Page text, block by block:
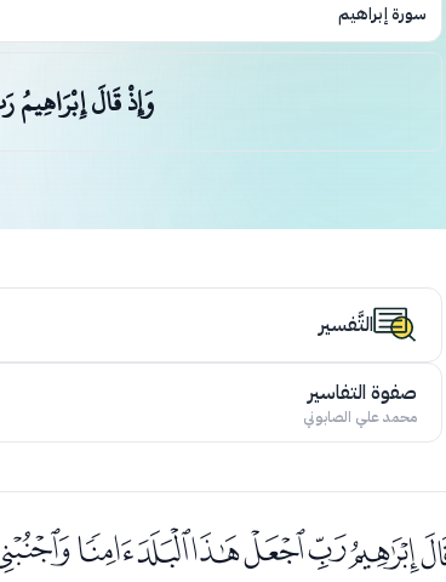
سورة إبراهيم
وَإِذْ قَالَ
التَّفسير
صفوة التفاسير
محمد علي الصابوني